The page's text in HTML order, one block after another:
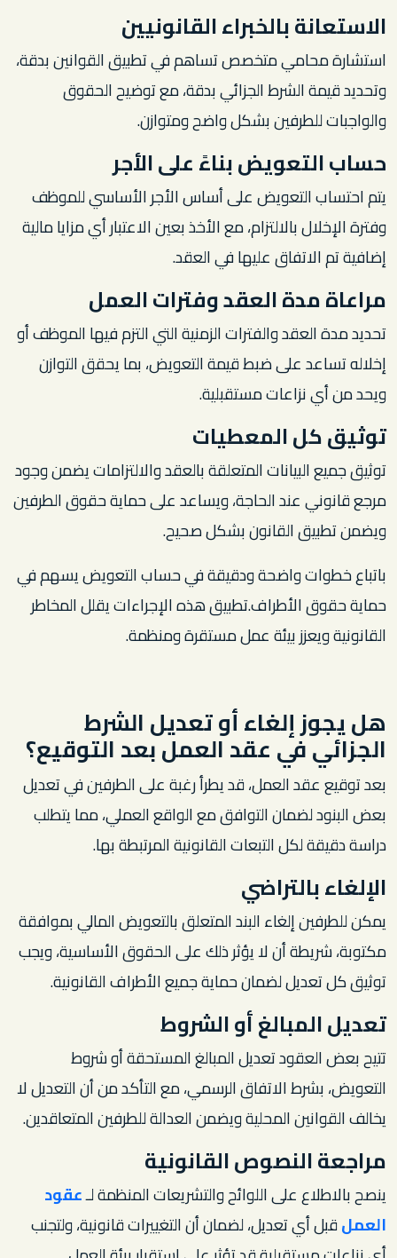
الاستعانة بالخبراء القانونيين
استشارة محامي متخصص تساهم في تطبيق القوانين بدقة،
وتحديد قيمة الشرط الجزائي بدقة، مع توضيح الحقوق
والواجبات للطرفين بشكل واضح ومتوازن.
حساب التعويض بناءً على الأجر
يتم احتساب التعويض على أساس الأجر الأساسي للموظف
وفترة الإخلال بالالتزام، مع الأخذ بعين الاعتبار أي مزايا مالية
إضافية تم الاتفاق عليها في العقد.
مراعاة مدة العقد وفترات العمل
تحديد مدة العقد والفترات الزمنية التي التزم فيها الموظف أو
إخلاله تساعد على ضبط قيمة التعويض، بما يحقق التوازن
ويحد من أي نزاعات مستقبلية.
توثيق كل المعطيات
توثيق جميع البيانات المتعلقة بالعقد والالتزامات يضمن وجود
مرجع قانوني عند الحاجة، ويساعد على حماية حقوق الطرفين
ويضمن تطبيق القانون بشكل صحيح.
باتباع خطوات واضحة ودقيقة في حساب التعويض يسهم في
حماية حقوق الأطراف.تطبيق هذه الإجراءات يقلل المخاطر
القانونية ويعزز بيئة عمل مستقرة ومنظمة.
هل يجوز إلغاء أو تعديل الشرط
الجزائي في عقد العمل بعد التوقيع؟
بعد توقيع عقد العمل، قد يطرأ رغبة على الطرفين في تعديل
بعض البنود لضمان التوافق مع الواقع العملي، مما يتطلب
دراسة دقيقة لكل التبعات القانونية المرتبطة بها.
الإلغاء بالتراضي
يمكن للطرفين إلغاء البند المتعلق بالتعويض المالي بموافقة
مكتوبة، شريطة أن لا يؤثر ذلك على الحقوق الأساسية، ويجب
توثيق كل تعديل لضمان حماية جميع الأطراف القانونية.
تعديل المبالغ أو الشروط
تتيح بعض العقود تعديل المبالغ المستحقة أو شروط
التعويض، بشرط الاتفاق الرسمي، مع التأكد من أن التعديل لا
يخالف القوانين المحلية ويضمن العدالة للطرفين المتعاقدين.
مراجعة النصوص القانونية
ينصح بالاطلاع على اللوائح والتشريعات المنظمة لـعقود
العملقبل أي تعديل، لضمان أن التغييرات قانونية، ولتجنب